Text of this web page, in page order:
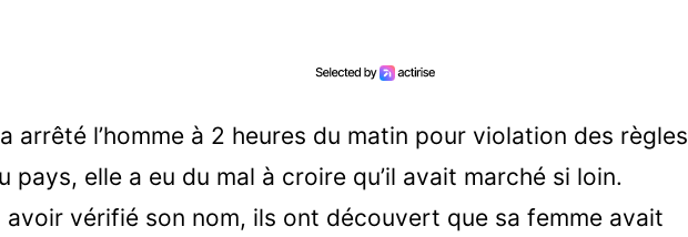
arrêté l’homme à 2 heures du matin pour violation des règles
pays, elle a eu du mal à croire qu’il avait marché si loin.
avoir vérifié son nom, ils ont découvert que sa femme avait